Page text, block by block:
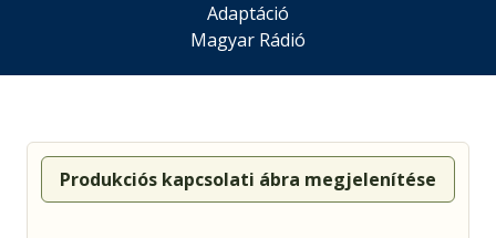
Adaptáció
Magyar Rádió
Produkciós kapcsolati ábra megjelenítése